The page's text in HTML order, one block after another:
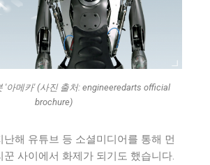
'아메카' (사진 출처: engineeredarts official
brochure)
난해 유튜브 등 소셜미디어를 통해 먼
꾼 사이에서 화제가 되기도 했습니다.